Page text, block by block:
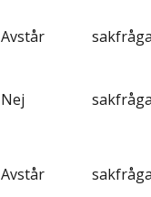
Avstår
Nej
Avstår